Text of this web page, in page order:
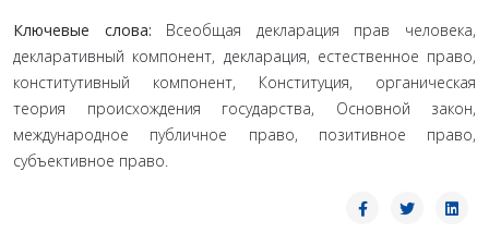
Ключевые слова: Всеобщая декларация прав человека,
декларативный компонент, декларация, естественное право,
конститутивный компонент, Конституция, органическая
теория происхождения государства, Основной закон,
международное публичное право, позитивное право,
субъективное право.